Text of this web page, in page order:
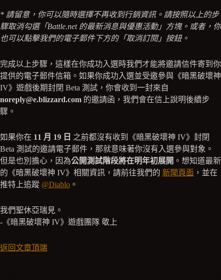
* 請留意，你可以隨時選擇不再收到行銷資訊。請按照以上的步
驟取消勾選「Battle.net 的最新消息與優惠活動」方塊。或者，你
也可以點擊我們的電子郵件下方的「取消訂閱」按鈕。
完成以上步驟，這樣在你成功入選時我們才能將邀請信件寄到你
提供的電子郵件信箱。如果你成功入選並受邀參與《暗黑破壞神
IV》遊戲後期封閉 Beta 測試，你會收到一封來自
noreply@e.blizzard.com 的邀請函，我們會在信上說明後續步
驟。
如果你在 11 月 19 日 之前都沒有收到《暗黑破壞神 IV》封閉
Beta 測試的邀請電子郵件，那就意味著你沒有入選參與對象。
但是也別擔心，因為公開測試階段將在明年初展開 。想知道最新
的《暗黑破壞神 IV》相關資訊，請前往我們的 新聞頁面 ，並在
推特上追蹤 @Diablo 。
我們聖休亞瑞見。
-《暗黑破壞神 IV》遊戲團隊 敬上
返回文章頂端